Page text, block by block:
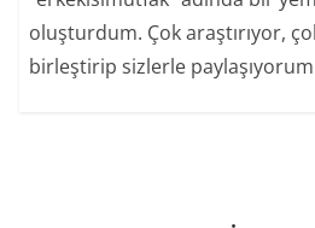
oluşturdum. Çok araştırıyor,
birleştirip sizlerle